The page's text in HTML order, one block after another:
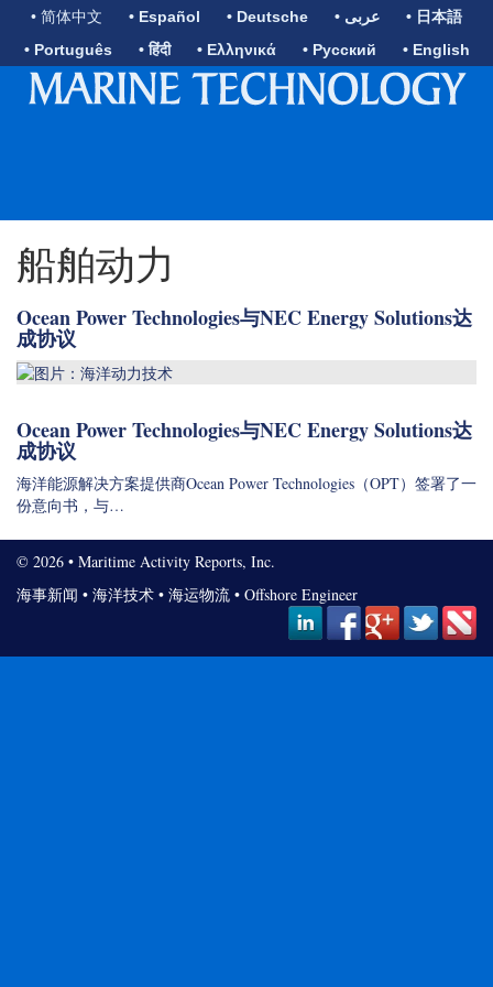
• 简体中文 • Español • Deutsche • عربى
• 日本語
• Português
• हिंदी • Ελληνικά • Русский • English
船舶动力
Ocean Power Technologies与NEC Energy Solutions达
成协议
Ocean Power Technologies与NEC Energy Solutions达
成协议
海洋能源解决方案提供商Ocean Power Technologies（OPT）签署了一
份意向书，与…
© 2026 • Maritime Activity Reports, Inc.
海事新闻 • 海洋技术 • 海运物流 • Offshore Engineer